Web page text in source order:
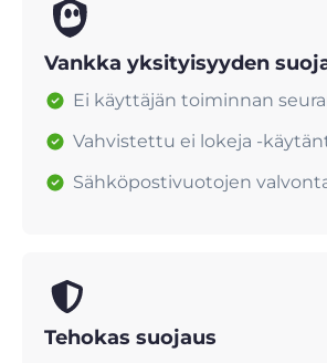
Vankka yksityisyyden
Ei käyttäjän toiminnan
Vahvistettu ei lokeja -
Sähköpostivuotojen
Tehokas suojaus